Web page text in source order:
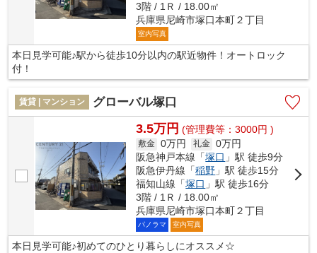
3階 / 1Ｒ / 18.00㎡
兵庫県尼崎市塚口本町２丁目
室内写真
本日見学可能♪駅から徒歩10分以内の駅近物件！オートロック
付！
賃貸 | マンション グローバル塚口
3.5万円 (管理費等：3000円 )
敷金 0万円 礼金 0万円
阪急神戸本線「塚口 」駅 徒歩9分
阪急伊丹線「稲野 」駅 徒歩15分
福知山線「塚口 」駅 徒歩16分
3階 / 1Ｒ / 18.00㎡
兵庫県尼崎市塚口本町２丁目
パノラマ 室内写真
本日見学可能♪初めてのひとり暮らしにオススメ☆